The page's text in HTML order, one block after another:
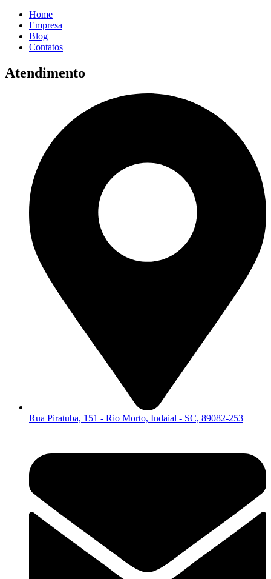
Home
Empresa
Blog
Contatos
Atendimento
Rua Piratuba, 151 - Rio Morto, Indaial - SC, 89082-253